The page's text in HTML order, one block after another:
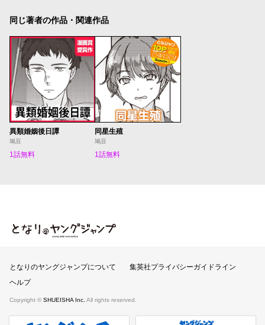
同じ著者の作品・関連作品
異類婚姻後日譚
鳩豆
1話無料
同星生殖
鳩豆
1話無料
となりのヤングジャンプ
となりのヤングジャンプについて
集英社プライバシーガイドライン
ヘルプ
Copyright © SHUEISHA Inc. All rights reserved.
ヤンジャンプラス 週刊ヤングジャンプ公式サイト